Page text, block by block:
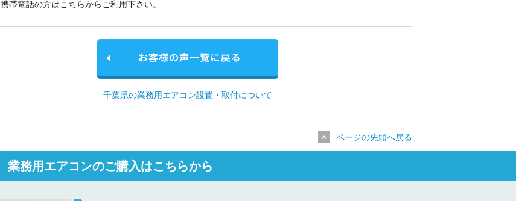
携帯電話の方はこちらからご利用下さい。
千葉県の業務用エアコン設置・取付について
ページの先頭へ戻る
業務用エアコンのご購入はこちらから